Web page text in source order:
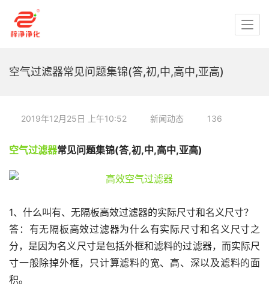
空气过滤器常见问题集锦(答,初,中,高中,亚高)
2019年12月25日 上午10:52 新闻动态 136
空气过滤器常见问题集锦(答,初,中,高中,亚高)
1、什么叫有、无隔板高效过滤器的实际尺寸和名义尺寸？
答：有无隔板高效过滤器为什么有实际尺寸和名义尺寸之
分，是因为名义尺寸是包括外框和滤料的过滤器，而实际尺
寸一般除掉外框，只计算滤料的宽、高、深以及滤料的面
积。